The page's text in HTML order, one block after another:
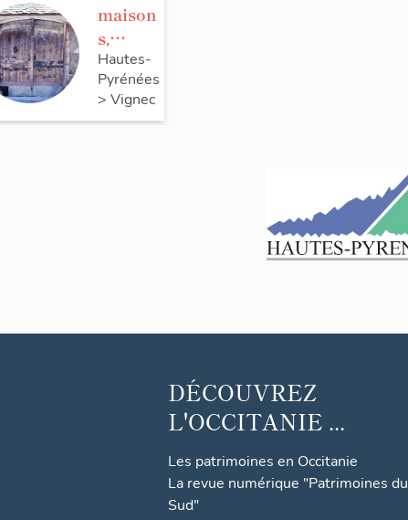
maison
s,
fermes
Hautes-
Pyrénées
>Vignec
DÉCOUVREZ
L'OCCITANIE ...
Les patrimoines en Occitanie
La revue numérique "Patrimoines du
Sud"